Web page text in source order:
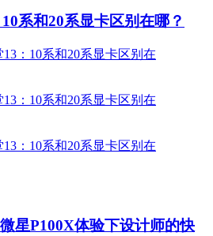
系和20系显卡区别在哪？
星P100X体验下设计师的快